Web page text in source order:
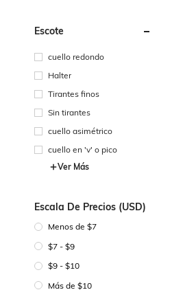
Escote
cuello redondo
Halter
Tirantes finos
Sin tirantes
cuello asimétrico
cuello en 'v' o pico
Ver Más
Escala De Precios (USD)
Menos de $7
$7 - $9
$9 - $10
Más de $10